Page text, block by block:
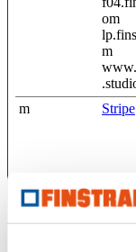
om
m
m Stripe